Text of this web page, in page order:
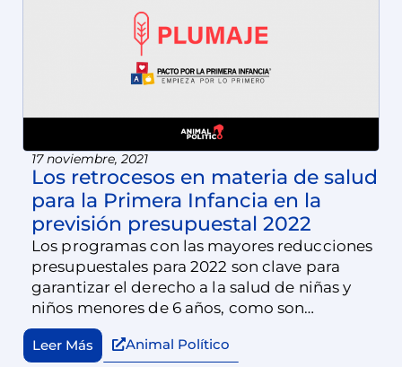
17 noviembre, 2021
Los retrocesos en materia de salud
para la Primera Infancia en la
previsión presupuestal 2022
Los programas con las mayores reducciones
presupuestales para 2022 son clave para
garantizar el derecho a la salud de niñas y
niños menores de 6 años, como son
“Atención a la Salud” del INSABI, que
aumenta un 30% pero en la asignación para
Leer Más Animal Político